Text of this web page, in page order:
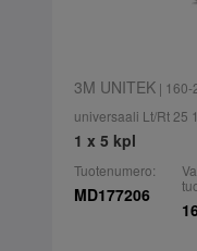
3M UNITEK| 160-
universaali Lt/Rt 25
1 x 5 kpl
Tuotenumero:
MD177206